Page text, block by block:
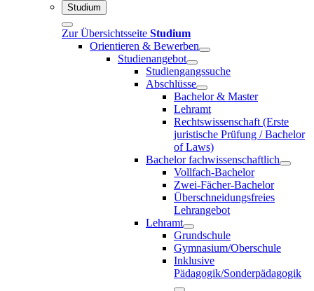
Studium
Zur Übersichtsseite Studium
Orientieren & Bewerben
Studienangebot
Studiengangssuche
Abschlüsse
Bachelor & Master
Lehramt
Rechtswissenschaft (Erste
juristische Prüfung / Bachelor
of Laws)
Bachelor fachwissenschaftlich
Vollfach-Bachelor
Zwei-Fächer-Bachelor
Überschneidungsfreies
Lehrangebot
Lehramt
Grundschule
Gymnasium/Oberschule
Inklusive
Pädagogik/Sonderpädagogik